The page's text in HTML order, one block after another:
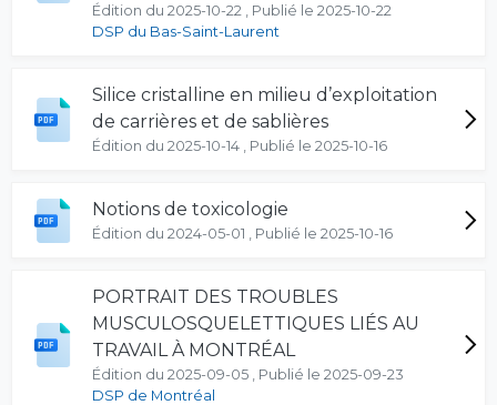
Édition du 2025-10-22 , Publié le 2025-10-22
DSP du Bas-Saint-Laurent
Silice cristalline en milieu d’exploitation
de carrières et de sablières
Édition du 2025-10-14 , Publié le 2025-10-16
Notions de toxicologie
Édition du 2024-05-01 , Publié le 2025-10-16
PORTRAIT DES TROUBLES
MUSCULOSQUELETTIQUES LIÉS AU
TRAVAIL À MONTRÉAL
Édition du 2025-09-05 , Publié le 2025-09-23
DSP de Montréal